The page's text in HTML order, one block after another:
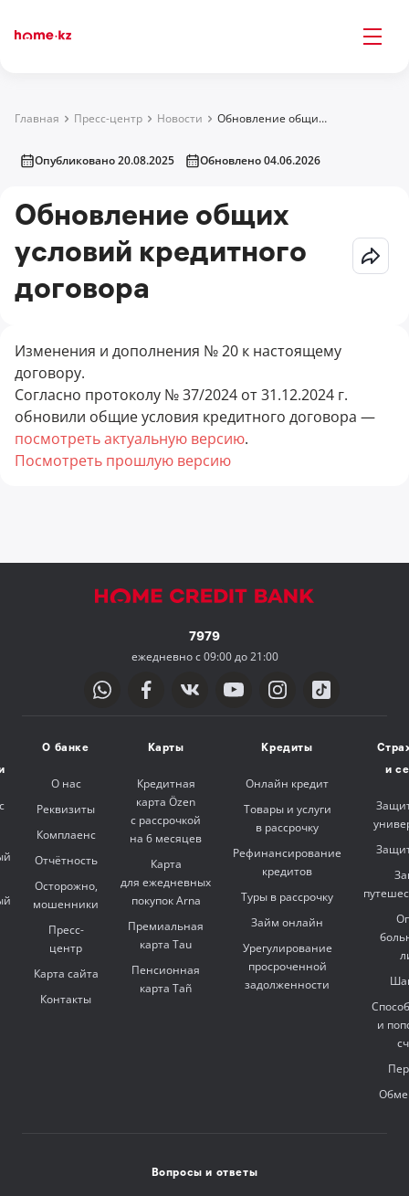
Главная Пресс-центр Новости Обновление общих условий кредитного договора
Опубликовано 20.08.2025 Обновлено 04.06.2026
Обновление общих
условий кредитного
договора
Изменения и дополнения № 20 к настоящему
договору.
Согласно протоколу № 37/2024 от 31.12.2024 г.
обновили общие условия кредитного договора —
посмотреть актуальную версию.
Посмотреть прошлую версию
7979
ежедневно с 09:00 до 21:00
О банке
О нас
Реквизиты
Комплаенс
Отчётность
Осторожно,
мошенники
Пресс-
центр
Карта сайта
Контакты
Карты
Кредитная
карта Özen
с рассрочкой
на 6 месяцев
Карта
для ежедневных
покупок Arna
Премиальная
карта Tau
Пенсионная
карта Tañ
Кредиты
Онлайн кредит
Товары и услуги
в рассрочку
Рефинансирование
кредитов
Туры в рассрочку
Займ онлайн
Урегулирование
просроченной
задолженности
и
и
Вопросы и ответы